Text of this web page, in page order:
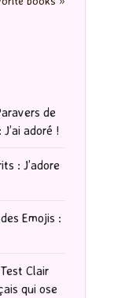
de
adoré !
: J’adore
Emojis :
Clair
qui ose